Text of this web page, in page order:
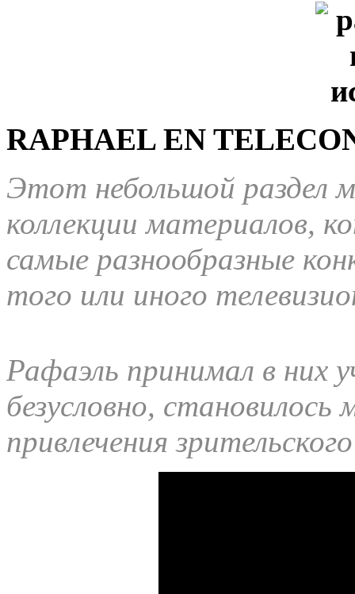
RAPHAEL EN
Этот небольшой раздел
коллекции материалов,
самые разнообразные
того или иного
Рафаэль принимал в них
безусловно,
привлечения